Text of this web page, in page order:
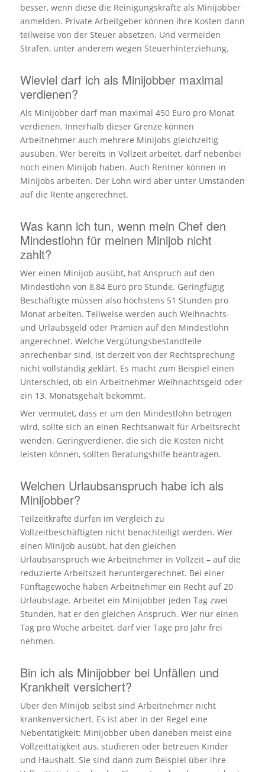
besser, wenn diese die Reinigungskräfte als Minijobber
anmelden. Private Arbeitgeber können ihre Kosten dann
teilweise von der Steuer absetzen. Und vermeiden
Strafen, unter anderem wegen Steuerhinterziehung.
Wieviel darf ich als Minijobber maximal
verdienen?
Als Minijobber darf man maximal 450 Euro pro Monat
verdienen. Innerhalb dieser Grenze können
Arbeitnehmer auch mehrere Minijobs gleichzeitig
ausüben. Wer bereits in Vollzeit arbeitet, darf nebenbei
noch einen Minijob haben. Auch Rentner können in
Minijobs arbeiten. Der Lohn wird aber unter Umständen
auf die Rente angerechnet.
Was kann ich tun, wenn mein Chef den
Mindestlohn für meinen Minijob nicht
zahlt?
Wer einen Minijob ausübt, hat Anspruch auf den
Mindestlohn von 8,84 Euro pro Stunde. Geringfügig
Beschäftigte müssen also höchstens 51 Stunden pro
Monat arbeiten. Teilweise werden auch Weihnachts-
und Urlaubsgeld oder Prämien auf den Mindestlohn
angerechnet. Welche Vergütungsbestandteile
anrechenbar sind, ist derzeit von der Rechtsprechung
nicht vollständig geklärt. Es macht zum Beispiel einen
Unterschied, ob ein Arbeitnehmer Weihnachtsgeld oder
ein 13. Monatsgehalt bekommt.
Wer vermutet, dass er um den Mindestlohn betrogen
wird, sollte sich an einen Rechtsanwalt für Arbeitsrecht
wenden. Geringverdiener, die sich die Kosten nicht
leisten können, sollten Beratungshilfe beantragen.
Welchen Urlaubsanspruch habe ich als
Minijobber?
Teilzeitkräfte dürfen im Vergleich zu
Vollzeitbeschäftigten nicht benachteiligt werden. Wer
einen Minijob ausübt, hat den gleichen
Urlaubsanspruch wie Arbeitnehmer in Vollzeit – auf die
reduzierte Arbeitszeit heruntergerechnet. Bei einer
Fünftagewoche haben Arbeitnehmer ein Recht auf 20
Urlaubstage. Arbeitet ein Minijobber jeden Tag zwei
Stunden, hat er den gleichen Anspruch. Wer nur einen
Tag pro Woche arbeitet, darf vier Tage pro Jahr frei
nehmen.
Bin ich als Minijobber bei Unfällen und
Krankheit versichert?
Über den Minijob selbst sind Arbeitnehmer nicht
krankenversichert. Es ist aber in der Regel eine
Nebentätigkeit: Minijobber üben daneben meist eine
Vollzeittätigkeit aus, studieren oder betreuen Kinder
und Haushalt. Sie sind dann zum Beispiel über ihre